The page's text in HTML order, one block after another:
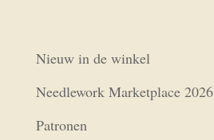
Nieuw in de winkel
Needlework Marketplace 2026
Patronen